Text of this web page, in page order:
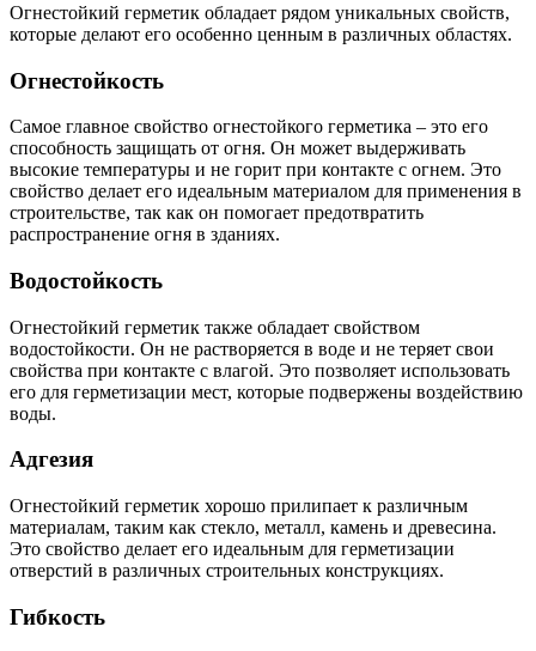
Огнестойкий герметик обладает рядом уникальных свойств,
которые делают его особенно ценным в различных областях.
Огнестойкость
Самое главное свойство огнестойкого герметика – это его
способность защищать от огня. Он может выдерживать
высокие температуры и не горит при контакте с огнем. Это
свойство делает его идеальным материалом для применения в
строительстве, так как он помогает предотвратить
распространение огня в зданиях.
Водостойкость
Огнестойкий герметик также обладает свойством
водостойкости. Он не растворяется в воде и не теряет свои
свойства при контакте с влагой. Это позволяет использовать
его для герметизации мест, которые подвержены воздействию
воды.
Адгезия
Огнестойкий герметик хорошо прилипает к различным
материалам, таким как стекло, металл, камень и древесина.
Это свойство делает его идеальным для герметизации
отверстий в различных строительных конструкциях.
Гибкость